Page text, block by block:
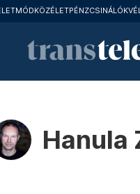
KÖZÉLETPÉNZCSINÁLÓK
Hanula